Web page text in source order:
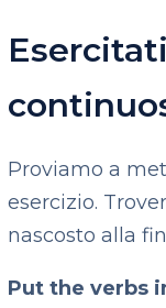
Proviamo a
esercizio.
nascosto alla
Put the verbs